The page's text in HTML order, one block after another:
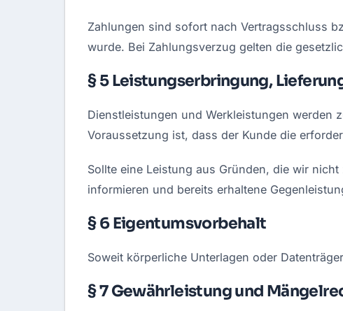
Zahlungen sind sofort nach Vertragsschluss
wurde. Bei Zahlungsverzug gelten die
§ 5 Leistungserbringung,
Dienstleistungen und Werkleistungen werden
Voraussetzung ist, dass der Kunde die
Sollte eine Leistung aus Gründen, die wir
informieren und bereits erhaltene
§ 6 Eigentumsvorbehalt
Soweit körperliche Unterlagen oder
§ 7 Gewährleistung und